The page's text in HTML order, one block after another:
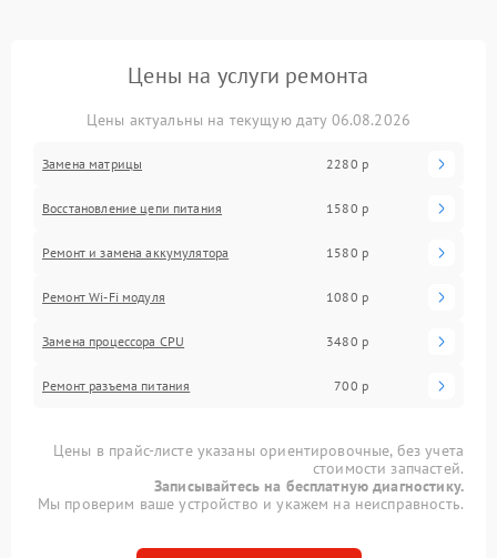
Цены на услуги ремонта
Цены актуальны на текущую дату 06.08.2026
Замена матрицы 2280 р
Восстановление цепи питания 1580 р
Ремонт и замена аккумулятора 1580 р
Ремонт Wi-Fi модуля 1080 р
Замена процессора CPU 3480 р
Ремонт разъема питания 700 р
Цены в прайс-листе указаны ориентировочные, без учета
стоимости запчастей.
Записывайтесь на бесплатную диагностику.
Мы проверим ваше устройство и укажем на неисправность.